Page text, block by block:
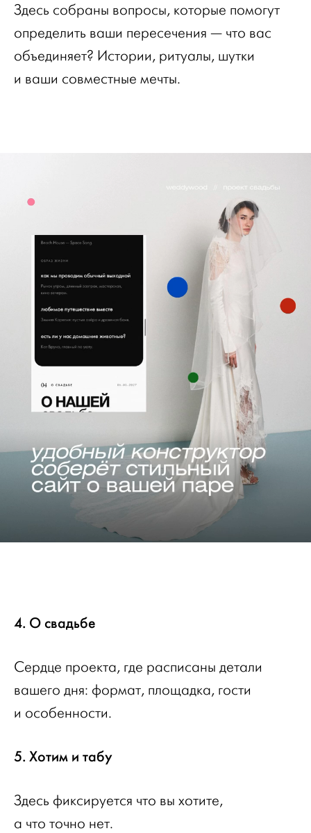
Здесь собраны вопросы, которые помогут
определить ваши пересечения — что вас
объединяет? Истории, ритуалы, шутки
и ваши совместные мечты.
4. О свадьбе
Сердце проекта, где расписаны детали
вашего дня: формат, площадка, гости
и особенности.
5. Хотим и табу
Здесь фиксируется что вы хотите,
а что точно нет.